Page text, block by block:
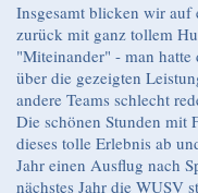
Insgesamt blicken wir auf
zurück mit ganz tollem
"Miteinander" - man hatte
über die gezeigten
andere Teams schlecht
Die schönen Stunden mit
dieses tolle Erlebnis ab
Jahr einen Ausflug nach
nächstes Jahr die WUSV